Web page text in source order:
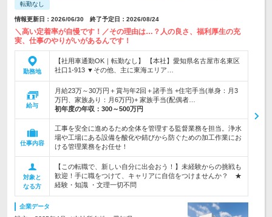
転勤なし
情報更新日：2026/06/30 終了予定日：2026/08/24
＼高い定着率が自慢です！／その理由は…？人の良さ、福利厚生の充
実、仕事のやりがいがあるんです！
勤務地
【社用車通勤OK｜転勤なし】 【本社】愛知県名古屋市名東区
社口1-913 ▼その他、主に東海エリア…
給与
月給23万～30万円＋賞与年2回＋諸手当 +住宅手当(単身：月3
万円、家族あり：月6万円)+ 家族手当(配偶者…
初年度の年収： 300～500万円
仕事内容
工事を安全に進めるため全体を管理する監督業務を担当。浄水
場や工場にある設備を酸化や錆びから防ぐための加工作業にお
ける管理業務をお任せ！
対象と
なる方
【この転職で、新しい自分に出会おう！】未経験からの挑戦も
歓迎！手に職をつけて、キャリアに自信をつけませんか？ ★
経験・知識 ・文理一切不問
企業データ